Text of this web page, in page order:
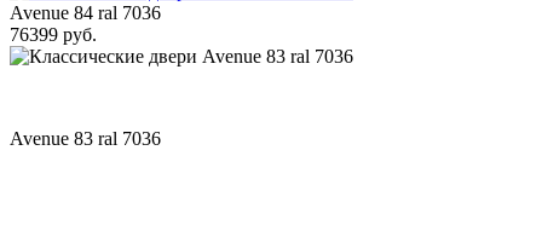
Avenue 84 ral 7036
76399 руб.
Avenue 83 ral 7036